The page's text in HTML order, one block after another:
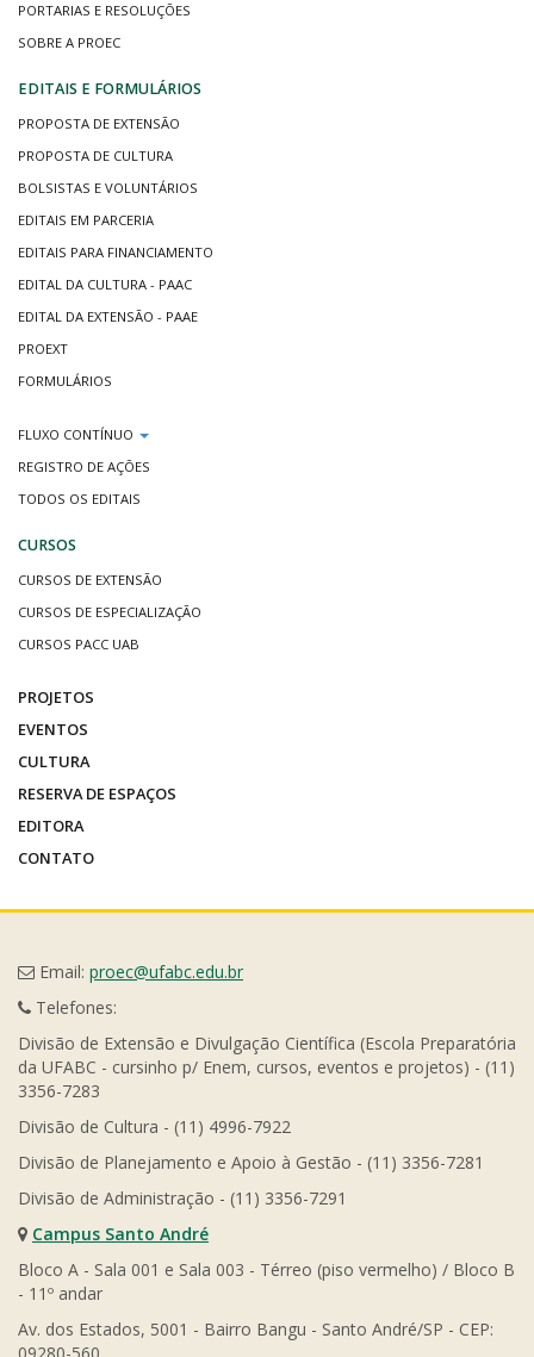
PORTARIAS E RESOLUÇÕES
SOBRE A PROEC
EDITAIS E FORMULÁRIOS
PROPOSTA DE EXTENSÃO
PROPOSTA DE CULTURA
BOLSISTAS E VOLUNTÁRIOS
EDITAIS EM PARCERIA
EDITAIS PARA FINANCIAMENTO
EDITAL DA CULTURA - PAAC
EDITAL DA EXTENSÃO - PAAE
PROEXT
FORMULÁRIOS
FLUXO CONTÍNUO
REGISTRO DE AÇÕES
TODOS OS EDITAIS
CURSOS
CURSOS DE EXTENSÃO
CURSOS DE ESPECIALIZAÇÃO
CURSOS PACC UAB
PROJETOS
EVENTOS
CULTURA
RESERVA DE ESPAÇOS
EDITORA
CONTATO
Email: proec@ufabc.edu.br
Telefones:
Divisão de Extensão e Divulgação Científica (Escola Preparatória
da UFABC - cursinho p/ Enem, cursos, eventos e projetos) - (11)
3356-7283
Divisão de Cultura - (11) 4996-7922
Divisão de Planejamento e Apoio à Gestão - (11) 3356-7281
Divisão de Administração - (11) 3356-7291
Campus Santo André
Bloco A - Sala 001 e Sala 003 - Térreo (piso vermelho) / Bloco B
- 11º andar
Av. dos Estados, 5001 - Bairro Bangu - Santo André/SP - CEP: